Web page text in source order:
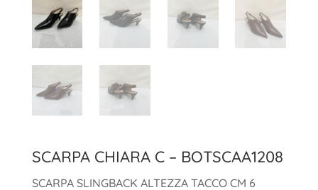
SCARPA CHIARA C – BOTSCAA1208
SCARPA SLINGBACK ALTEZZA TACCO CM 6